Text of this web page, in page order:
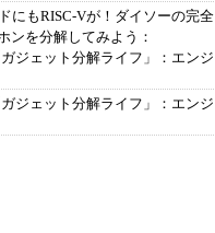
にもRISC-Vが！ダイソーの完全
ンを分解してみよう：
ジェット分解ライフ」：エンジ
ジェット分解ライフ」：エンジ